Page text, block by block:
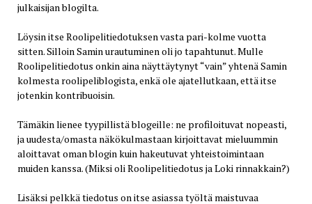
julkaisijan blogilta.
Löysin itse Roolipelitiedotuksen vasta pari-kolme vuotta
sitten. Silloin Samin urautuminen oli jo tapahtunut. Mulle
Roolipelitiedotus onkin aina näyttäytynyt “vain” yhtenä Samin
kolmesta roolipeliblogista, enkä ole ajatellutkaan, että itse
jotenkin kontribuoisin.
Tämäkin lienee tyypillistä blogeille: ne profiloituvat nopeasti,
ja uudesta/omasta näkökulmastaan kirjoittavat mieluummin
aloittavat oman blogin kuin hakeutuvat yhteistoimintaan
muiden kanssa. (Miksi oli Roolipelitiedotus ja Loki rinnakkain?)
Lisäksi pelkkä tiedotus on itse asiassa työltä maistuvaa